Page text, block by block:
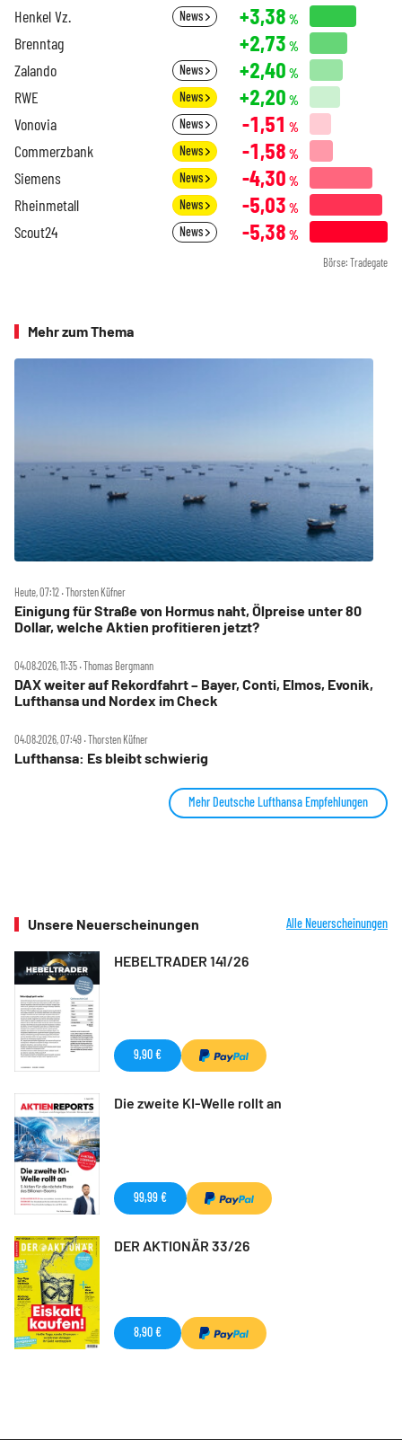
Henkel Vz. News +3,38 %
Brenntag +2,73 %
Zalando News +2,40 %
RWE News +2,20 %
Vonovia News -1,51 %
Commerzbank News -1,58 %
Siemens News -4,30 %
Rheinmetall News -5,03 %
Scout24 News -5,38 %
Börse: Tradegate
Mehr zum Thema
Heute, 07:12 ‧ Thorsten Küfner
Einigung für Straße von Hormus naht, Ölpreise unter 80
Dollar, welche Aktien profitieren jetzt?
04.08.2026, 11:35 ‧ Thomas Bergmann
DAX weiter auf Rekordfahrt – Bayer, Conti, Elmos, Evonik,
Lufthansa und Nordex im Check
04.08.2026, 07:49 ‧ Thorsten Küfner
Lufthansa: Es bleibt schwierig
Mehr Deutsche Lufthansa Empfehlungen
Unsere Neuerscheinungen Alle Neuerscheinungen
HEBELTRADER 141/26
9,90 €
Die zweite KI-Welle rollt an
99,99 €
DER AKTIONÄR 33/26
8,90 €